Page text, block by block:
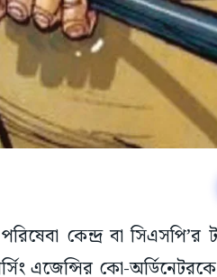
কেন্দ্র বা
এজেন্সির কো-